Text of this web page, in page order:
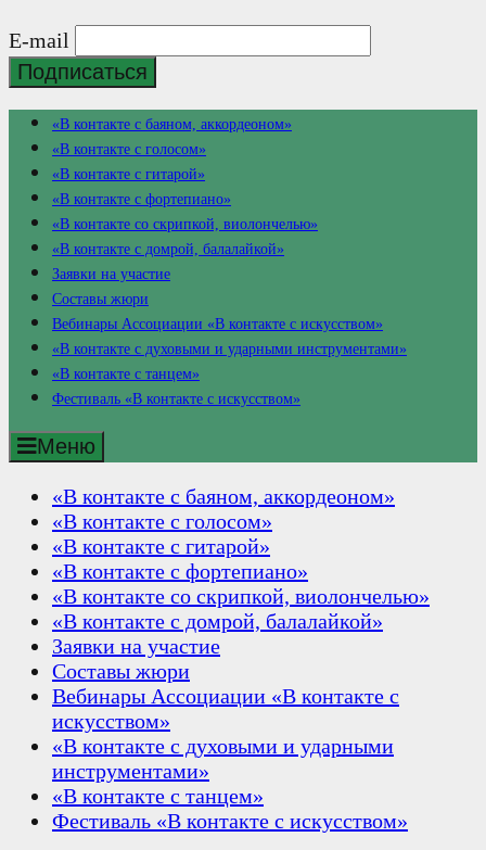
E-mail
«В контакте с баяном, аккордеоном»
«В контакте с голосом»
«В контакте с гитарой»
«В контакте с фортепиано»
«В контакте со скрипкой, виолончелью»
«В контакте с домрой, балалайкой»
Заявки на участие
Составы жюри
Вебинары Ассоциации «В контакте с искусством»
«В контакте с духовыми и ударными инструментами»
«В контакте с танцем»
Фестиваль «В контакте с искусством»
Меню
«В контакте с баяном, аккордеоном»
«В контакте с голосом»
«В контакте с гитарой»
«В контакте с фортепиано»
«В контакте со скрипкой, виолончелью»
«В контакте с домрой, балалайкой»
Заявки на участие
Составы жюри
Вебинары Ассоциации «В контакте с
искусством»
«В контакте с духовыми и ударными
инструментами»
«В контакте с танцем»
Фестиваль «В контакте с искусством»